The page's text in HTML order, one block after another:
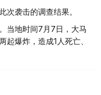
次袭击的调查结果。
当地时间7月7日，大马
爆炸，造成1人死亡、